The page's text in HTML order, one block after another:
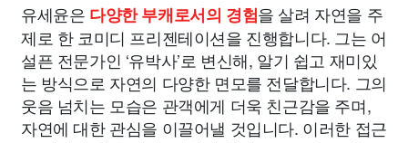
유세윤은 다양한 부캐로서의 경험을 살려 자연을 주
제로 한 코미디 프리젠테이션을 진행합니다. 그는 어
설픈 전문가인 ‘유박사’로 변신해, 알기 쉽고 재미있
는 방식으로 자연의 다양한 면모를 전달합니다. 그의
웃음 넘치는 모습은 관객에게 더욱 친근감을 주며,
자연에 대한 관심을 이끌어낼 것입니다. 이러한 접근